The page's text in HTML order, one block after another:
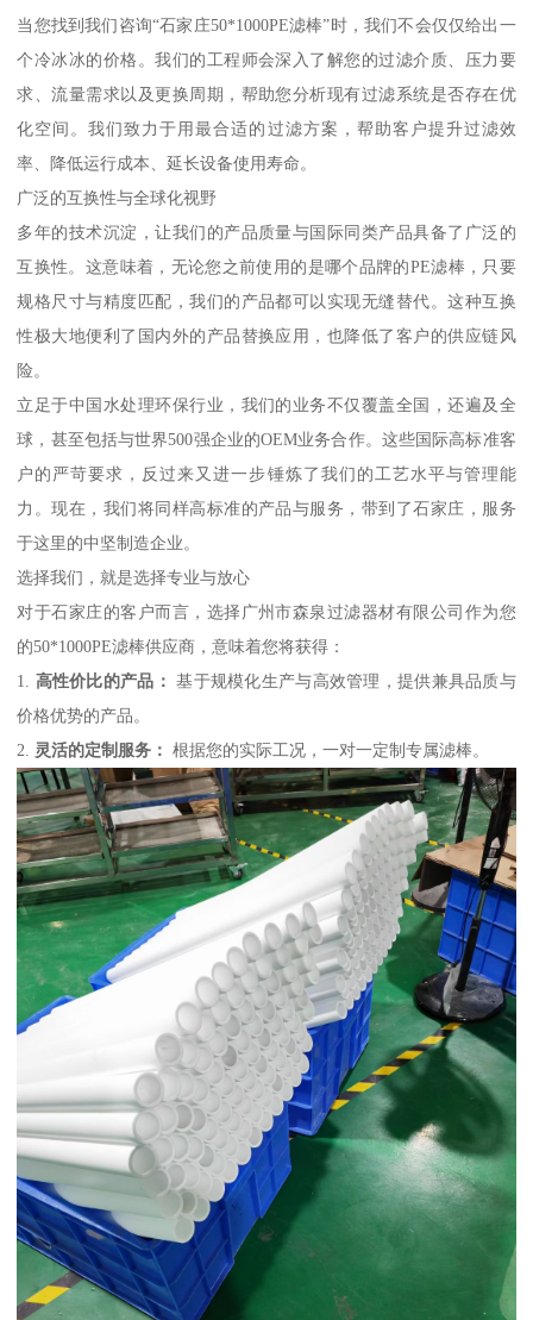
当您找到我们咨询“石家庄50*1000PE滤棒”时，我们不会仅仅给出一
个冷冰冰的价格。我们的工程师会深入了解您的过滤介质、压力要
求、流量需求以及更换周期，帮助您分析现有过滤系统是否存在优
化空间。我们致力于用最合适的过滤方案，帮助客户提升过滤效
率、降低运行成本、延长设备使用寿命。
广泛的互换性与全球化视野
多年的技术沉淀，让我们的产品质量与国际同类产品具备了广泛的
互换性。这意味着，无论您之前使用的是哪个品牌的PE滤棒，只要
规格尺寸与精度匹配，我们的产品都可以实现无缝替代。这种互换
性极大地便利了国内外的产品替换应用，也降低了客户的供应链风
险。
立足于中国水处理环保行业，我们的业务不仅覆盖全国，还遍及全
球，甚至包括与世界500强企业的OEM业务合作。这些国际高标准客
户的严苛要求，反过来又进一步锤炼了我们的工艺水平与管理能
力。现在，我们将同样高标准的产品与服务，带到了石家庄，服务
于这里的中坚制造企业。
选择我们，就是选择专业与放心
对于石家庄的客户而言，选择广州市森泉过滤器材有限公司作为您
的50*1000PE滤棒供应商，意味着您将获得：
1. 高性价比的产品： 基于规模化生产与高效管理，提供兼具品质与
价格优势的产品。
2. 灵活的定制服务： 根据您的实际工况，一对一定制专属滤棒。